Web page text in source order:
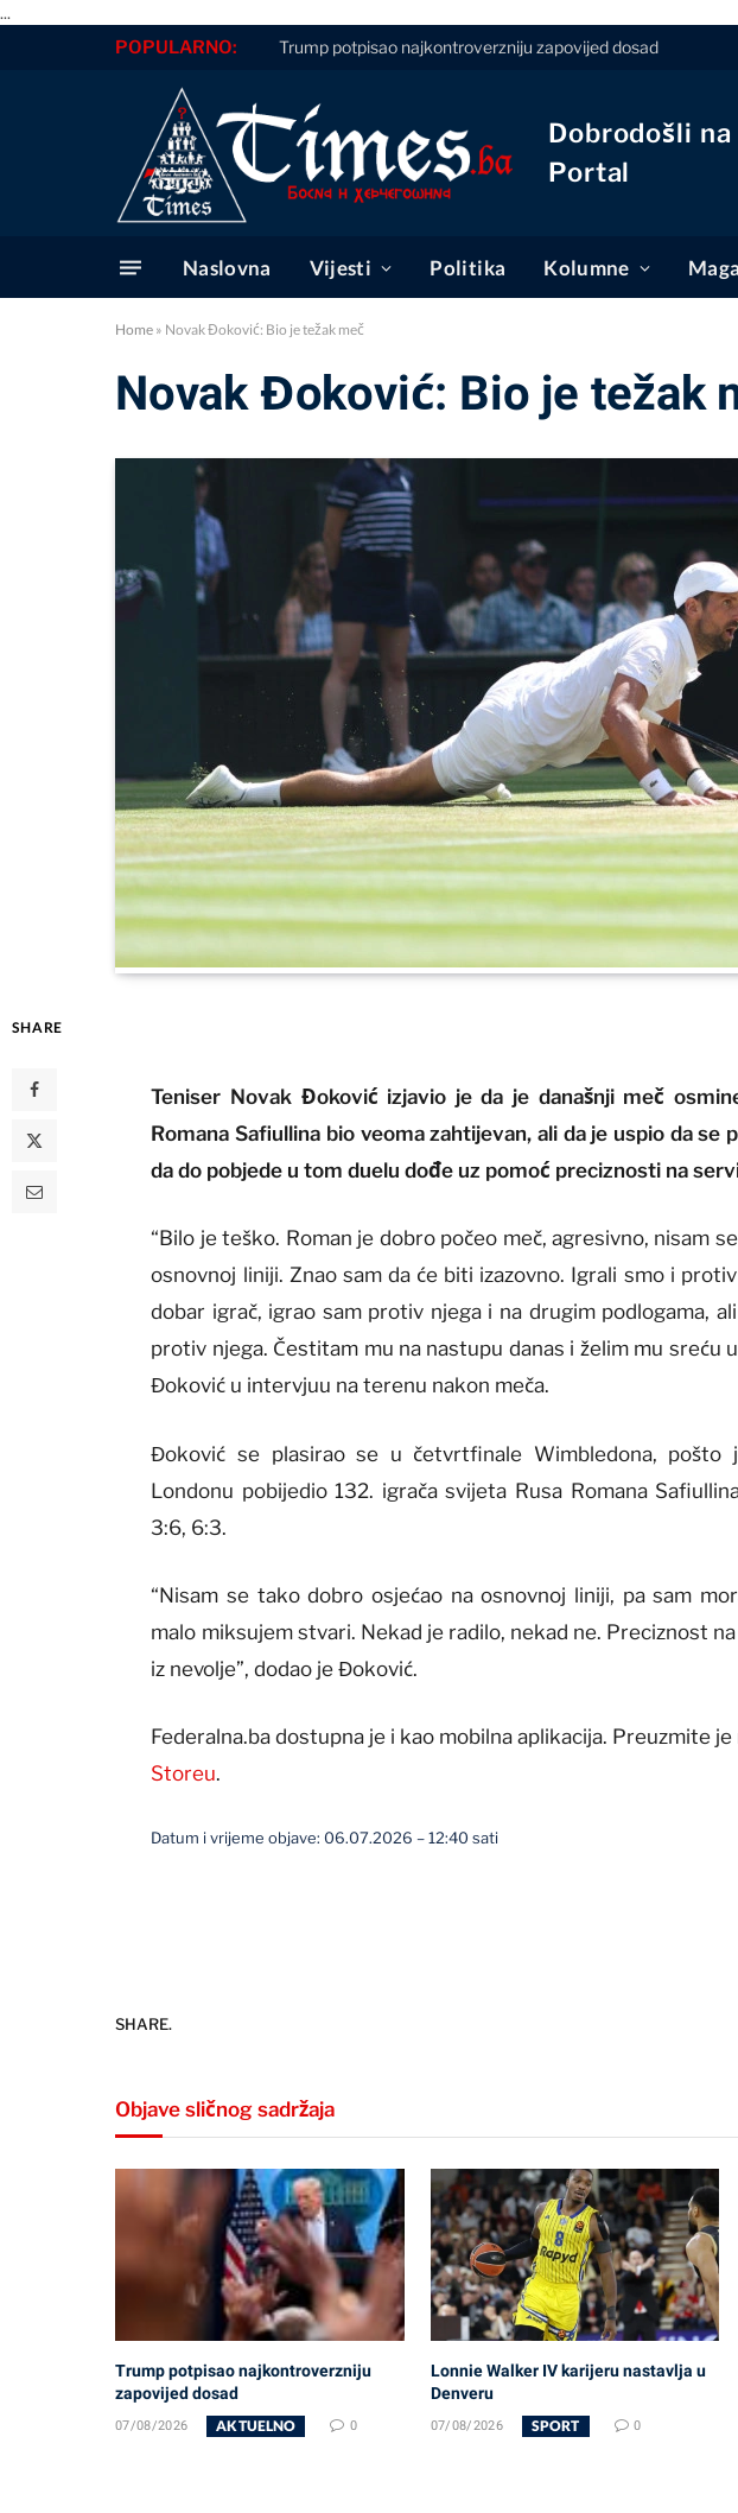
...
POPULARNO: Trump potpisao najkontroverzniju zapovijed dosad
Dobrodošli
Portal
Naslovna Vijesti Politika Kolumne
Home » Novak Đoković: Bio je težak meč
Novak Đoković: Bio je težak
SHARE
Teniser Novak Đoković izjavio je da je današnji meč
Romana Safiullina bio veoma zahtijevan, ali da je uspio da se
da do pobjede u tom duelu dođe uz pomoć preciznosti na
“Bilo je teško. Roman je dobro počeo meč, agresivno, nisam
osnovnoj liniji. Znao sam da će biti izazovno. Igrali smo i
dobar igrač, igrao sam protiv njega i na drugim podlogama,
protiv njega. Čestitam mu na nastupu danas i želim mu sreću
Đoković u intervjuu na terenu nakon meča.
Đoković se plasirao se u četvrtfinale Wimbledona, pošto
Londonu pobijedio 132. igrača svijeta Rusa Romana
3:6, 6:3.
“Nisam se tako dobro osjećao na osnovnoj liniji, pa sam
malo miksujem stvari. Nekad je radilo, nekad ne. Preciznost
iz nevolje”, dodao je Đoković.
Federalna.ba dostupna je i kao mobilna aplikacija. Preuzmite je
Storeu.
Datum i vrijeme objave: 06.07.2026 – 12:40 sati
SHARE.
Objave sličnog sadržaja
Trump potpisao najkontroverzniju
zapovijed dosad
07/08/2026 AKTUELNO 0
Lonnie Walker IV karijeru nastavlja u
Denveru
07/08/2026 SPORT 0